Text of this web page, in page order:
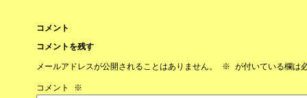
コメント
コメントを残す
メールアドレスが公開されることはありません。 ※ が付いている欄は
コメント ※